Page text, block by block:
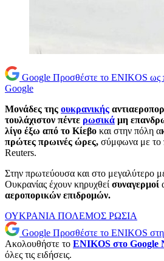
Google Προσθέστε το ENIKOS ως
Google
Μονάδες της ουκρανικής
τουλάχιστον πέντε ρωσικά μη
λίγο έξω από το Κίεβο και στην πόλη α
πρώτες πρωινές ώρες, σύμφωνα με το
Reuters.
Στην πρωτεύουσα και στο μεγαλύτερο
Ουκρανίας έχουν κηρυχθεί συναγερμοί
αεροπορικών επιδρομών.
ΟΥΚΡΑΝΙΑ ΠΟΛΕΜΟΣ ΡΩΣΙΑ
Google Προσθέστε το ENIKOS
Ακολουθήστε το ENIKOS στο Google
όλες τις ειδήσεις.